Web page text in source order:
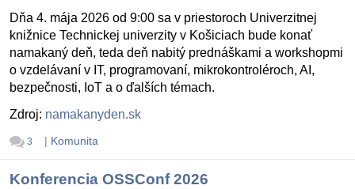
Dňa 4. mája 2026 od 9:00 sa v priestoroch Univerzitnej
knižnice Technickej univerzity v Košiciach bude konať
namakaný deň, teda deň nabitý prednáškami a workshopmi
o vzdelávaní v IT, programovaní, mikrokontroléroch, AI,
bezpečnosti, IoT a o ďalších témach.
Zdroj: namakanyden.sk
3 | Komunita
Konferencia OSSConf 2026